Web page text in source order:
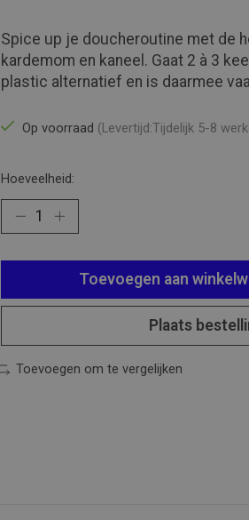
Spice up je doucheroutine met de
kardemom en kaneel. Gaat 2 à 3
plastic alternatief en is daarmee
Op voorraad (Levertijd:Tijdelijk 5-8
Hoeveelheid:
Toevoegen aan
Plaats
Toevoegen om te vergelijken